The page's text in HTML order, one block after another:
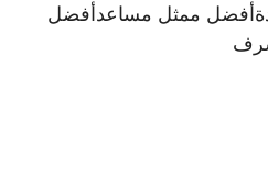
أفضل ممثل مساعدأفضل